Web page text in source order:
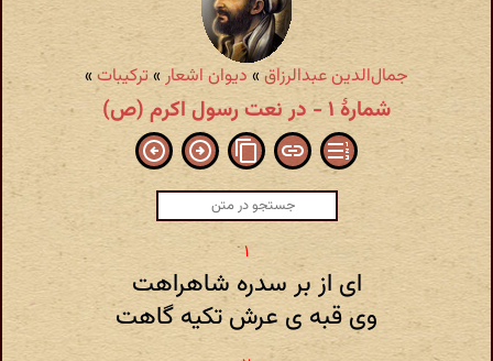
جمال‌الدین عبدالرزاق» دیوان اشعار » ترکیبات»
شمارهٔ ۱ - در نعت رسول اکرم (ص)
ای از بر سدره شاهراهت
وی قبه ی عرش تکیه گاهت